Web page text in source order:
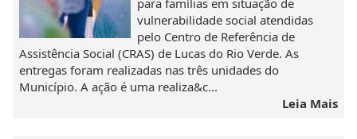
vulnerabilidade social atendidas
pelo Centro de Referência de
Assistência Social (CRAS) de Lucas do Rio Verde. As
entregas foram realizadas nas três unidades do
Município. A ação é uma realiza&c...
Leia Mais